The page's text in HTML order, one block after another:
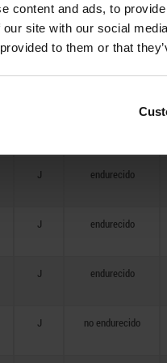
content and ads, to
site with our social
to them or that
J endurecido
J endurecido
J endurecido
J endurecido
J endurecido
J no endurecido